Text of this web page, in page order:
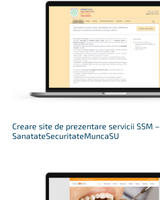
Creare site de prezentare servicii SSM –
SanatateSecuritateMuncaSU